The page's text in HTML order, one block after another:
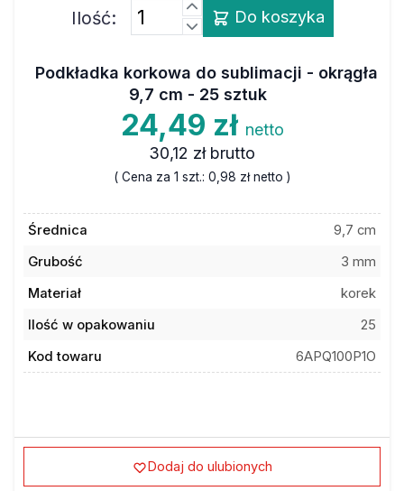
Ilość: Do koszyka
Podkładka korkowa do sublimacji - okrągła
9,7 cm - 25 sztuk
24,49 zł netto
30,12 zł brutto
( Cena za 1 szt.: 0,98 złnetto )
Średnica
9,7 cm
Grubość
3 mm
Materiał
korek
Ilość w opakowaniu
25
Kod towaru
6APQ100P1O
Dodaj do ulubionych